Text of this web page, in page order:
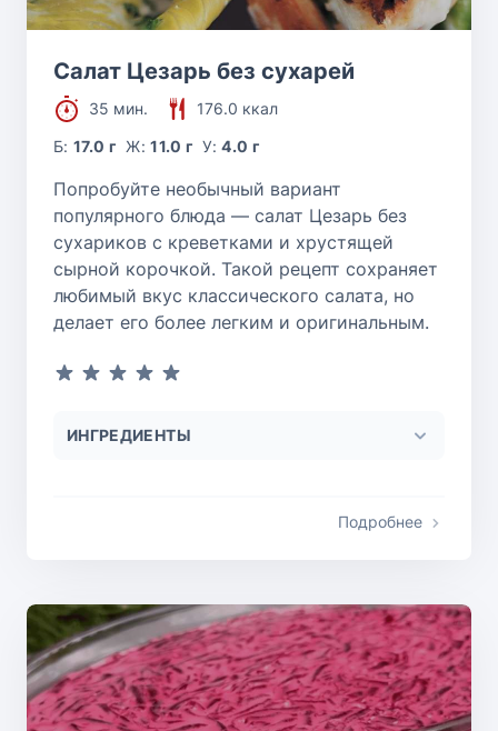
Салат Цезарь без сухарей
35 мин.
176.0 ккал
Б:17.0 г Ж:11.0 г У:4.0 г
Попробуйте необычный вариант
популярного блюда — салат Цезарь без
сухариков с креветками и хрустящей
сырной корочкой. Такой рецепт сохраняет
любимый вкус классического салата, но
делает его более легким и оригинальным.
ИНГРЕДИЕНТЫ
Подробнее